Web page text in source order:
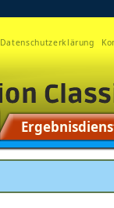
Datenschutzerklärung